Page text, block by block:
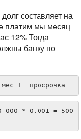
составляет на
платим мы месяц
12%Тогда
банку по
+  просрочка
000 * 0.001 = 500